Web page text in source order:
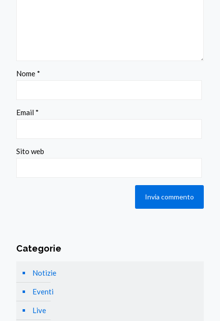
Nome *
Email *
Sito web
Categorie
Notizie
Eventi
Live